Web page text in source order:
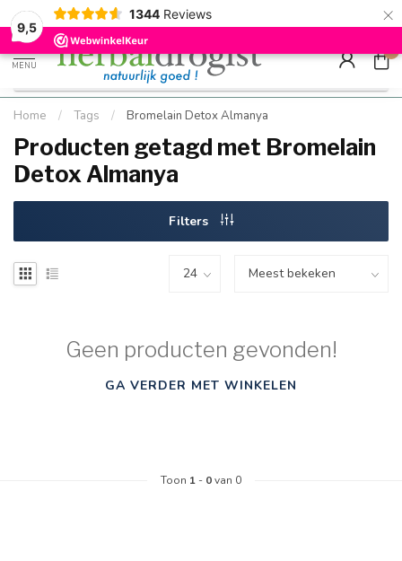
9,5
1344 Reviews ×
Kostenloser DE-Versand ab Mindestbestellwert |
Schnell geliefert
Minimum
Hızlı
MENU
0
Home / Tags / Bromelain Detox Almanya
Producten getagd met Bromelain
Detox Almanya
Filters
Geen producten gevonden!
GA VERDER MET WINKELEN
Toon 1 - 0van 0